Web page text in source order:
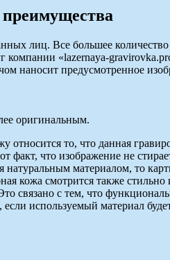
лиц. Все большее
компании «lazernaya-
наносит предусмотренное
оригинальным.
то, что данная
факт, что изображение не
натуральным материалом, то
кожа смотрится также
связано с тем, что
используемый материал